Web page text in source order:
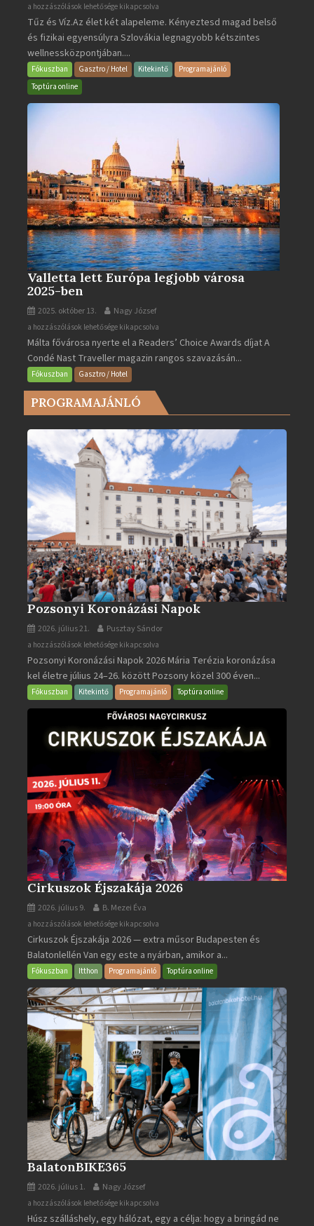
Aquacity
Poprad
·
Wellness
és
Gyógyfürdő
a hozzászólások lehetősége kikapcsolva
Tűz és Víz.Az élet két alapeleme. Kényeztesd magad belső
és fizikai egyensúlyra Szlovákia legnagyobb kétszintes
wellnessközpontjában....
Fókuszban Gasztro / Hotel Kitekintő
Programajánló
Toptúra online
Valletta lett Európa legjobb városa
2025-ben
2025. október 13. Nagy József
Valletta
lett
Európa
legjobb
városa
2025-
bejegyzéshez
a hozzászólások lehetősége kikapcsolva
Málta fővárosa nyerte el a Readers’ Choice Awards díjat A
Condé Nast Traveller magazin rangos szavazásán...
Fókuszban Gasztro / Hotel
PROGRAMAJÁNLÓ
Pozsonyi Koronázási Napok
2026. július 21. Pusztay Sándor
Pozsonyi
Koronázási
Napok
bejegyzéshez
a hozzászólások lehetősége kikapcsolva
Pozsonyi Koronázási Napok 2026 Mária Terézia koronázása
kel életre július 24–26. között Pozsony közel 300 éven...
Fókuszban Kitekintő Programajánló Toptúra online
Cirkuszok Éjszakája 2026
2026. július 9. B. Mezei Éva
Cirkuszok
Éjszakája
2026
bejegyzéshez
a hozzászólások lehetősége kikapcsolva
Cirkuszok Éjszakája 2026 — extra műsor Budapesten és
Balatonlellén Van egy este a nyárban, amikor a...
Fókuszban Itthon Programajánló Toptúra online
BalatonBIKE365
2026. július 1. Nagy József
BalatonBIKE365
bejegyzéshez
a hozzászólások lehetősége kikapcsolva
Húsz szálláshely, egy hálózat, egy a célja: hogy a bringád ne